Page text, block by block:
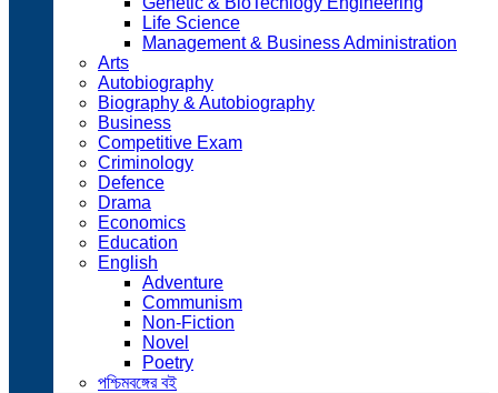
Life Science
Management & Business Administration
Arts
Autobiography
Biography & Autobiography
Business
Competitive Exam
Criminology
Defence
Drama
Economics
Education
English
Adventure
Communism
Non-Fiction
Novel
Poetry
পশ্চিমবঙ্গের বই